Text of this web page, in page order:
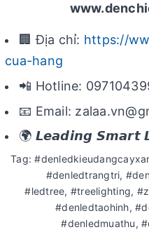
🏢 Địa chỉ: https://
cua-hang
📲 Hotline:
📧 Email:
🌍 𝙇𝙚𝙖𝙙𝙞𝙣𝙜 𝙎𝙢𝙖𝙧𝙩
Tag:
#denledtrangtri,
#ledtree, #treelighting,
#denledtaohinh,
#denledmuathu,